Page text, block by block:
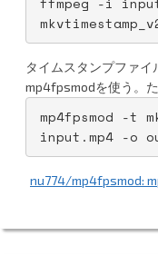
タイムスタンプファイ
mp4fpsmodを使う。
mp4fpsmod -t
input.mp4 -o
nu774/mp4fpsmod: